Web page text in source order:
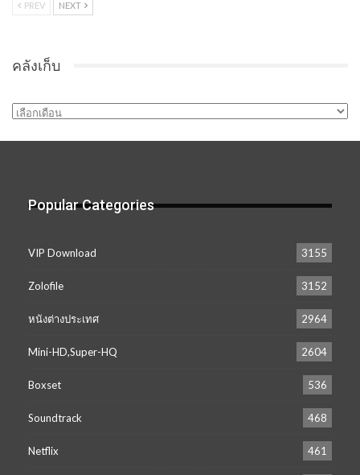
PREV NEXT
คลังเก็บ
คลัง
Popular Categories
VIP Download 3155
Zolofile 3152
หนังต่างประเทศ 2964
Mini-HD,Super-HQ 2604
Boxset 536
Soundtrack 468
Netflix 461